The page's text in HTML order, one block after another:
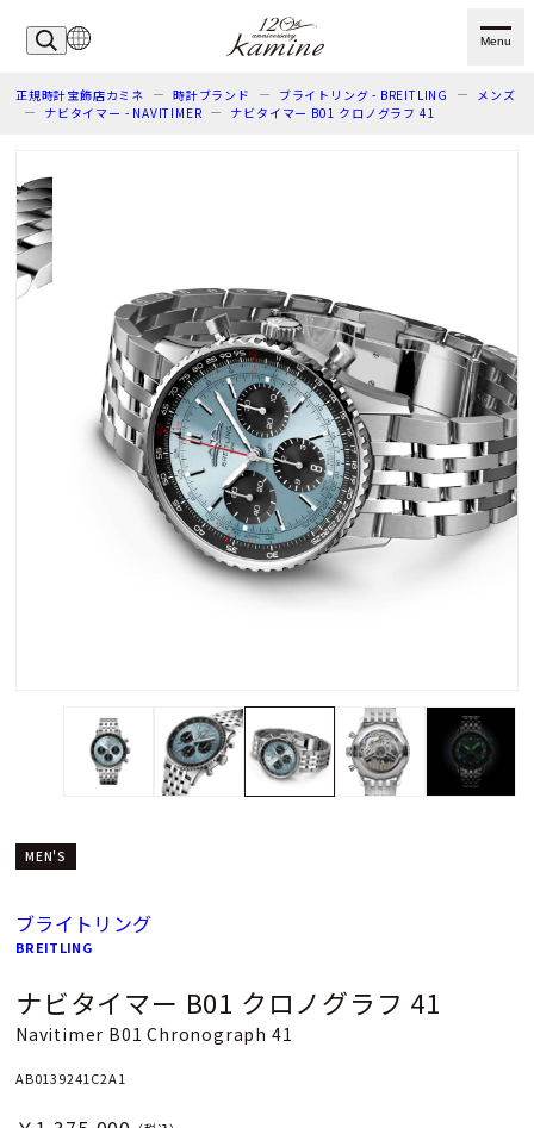
Menu
正規時計宝飾店カミネ 時計ブランド ブライトリング - BREITLING
メンズ
ナビタイマー - NAVITIMER
ナビタイマー B01 クロノグラフ 41
MEN'S
ブライトリング
BREITLING
ナビタイマー B01 クロノグラフ 41
Navitimer B01 Chronograph 41
AB0139241C2A1